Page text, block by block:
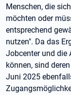
Menschen, die
möchten oder
entsprechend
nutzen". Da das
Jobcenter und die
können, sind
Juni 2025